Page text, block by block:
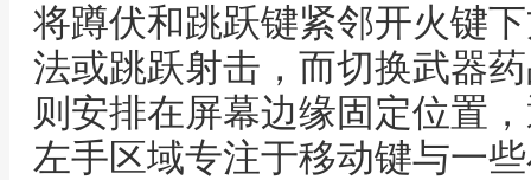
将蹲伏和跳跃键紧邻开火键
法或跳跃射击，而切换武器
则安排在屏幕边缘固定位置
左手区域专注于移动键与一